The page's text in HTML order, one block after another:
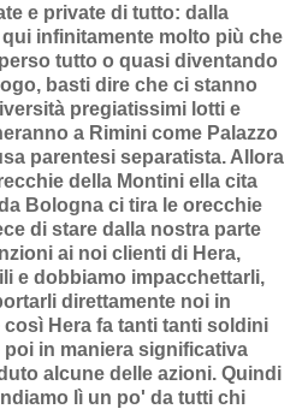
e private di tutto: dalla
infinitamente molto più che
tutto o quasi diventando
basti dire che ci stanno
pregiatissimi lotti e
a Rimini come Palazzo
parentesi separatista. Allora
della Montini ella cita
Bologna ci tira le orecchie
di stare dalla nostra parte
ai noi clienti di Hera,
e dobbiamo impacchettarli,
direttamente noi in
Hera fa tanti tanti soldini
in maniera significativa
alcune delle azioni. Quindi
lì un po' da tutti chi